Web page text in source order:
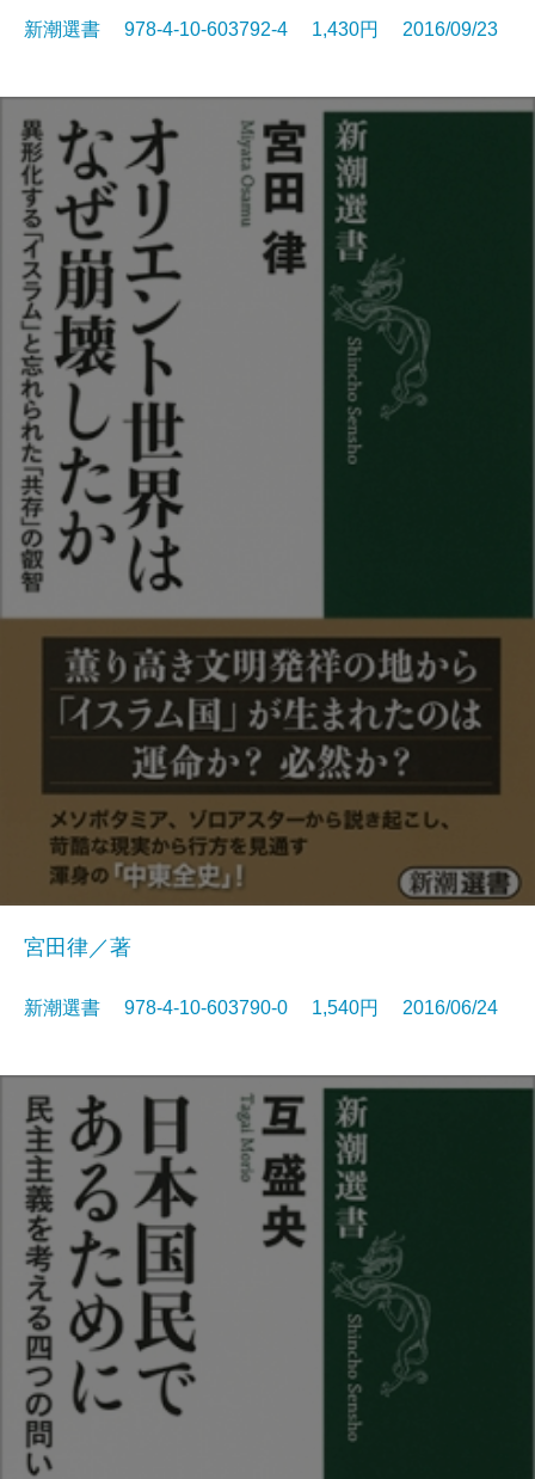
新潮選書 978-4-10-603792-4 1,430円 2016/09/23
宮田律／著
新潮選書 978-4-10-603790-0 1,540円 2016/06/24